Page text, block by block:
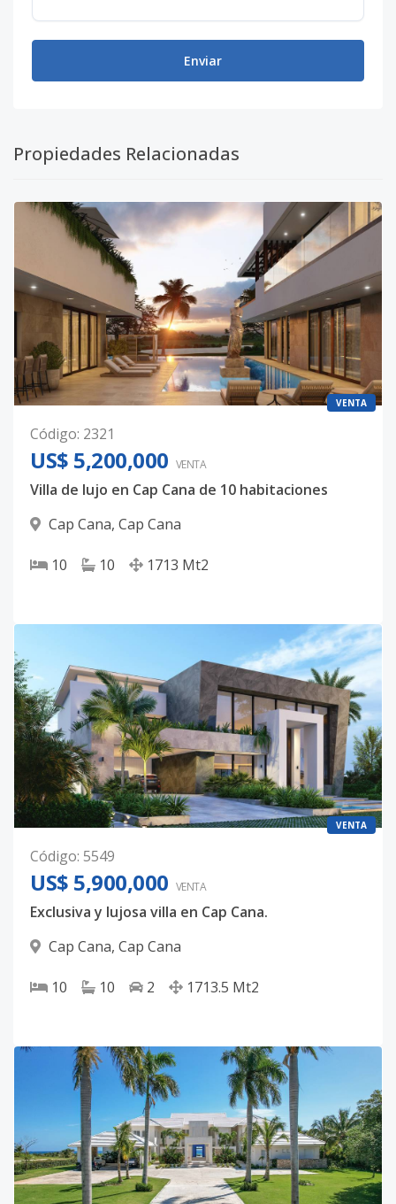
Enviar
Propiedades Relacionadas
VENTA
Código: 2321
US$ 5,200,000 VENTA
Villa de lujo en Cap Cana de 10 habitaciones
Cap Cana, Cap Cana
10 10 1713 Mt2
VENTA
Código: 5549
US$ 5,900,000 VENTA
Exclusiva y lujosa villa en Cap Cana.
Cap Cana, Cap Cana
10 10 2 1713.5 Mt2